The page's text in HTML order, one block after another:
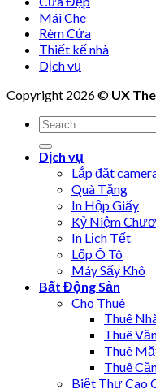
Mái Che
Rèm Cửa
Thiết kế nhà
Dịch vụ
Copyright 2026 © UX
Dịch vụ
Lắp đặt
Quà Tặng
In Hộp Giấy
Kỷ Niệm
In Lịch Tết
Lốp Ô Tô
Máy Sấy Khô
Bất Động Sản
Cho Thuê
Thuê
Thuê
Thuê
Thuê
Biệt Thự Cao